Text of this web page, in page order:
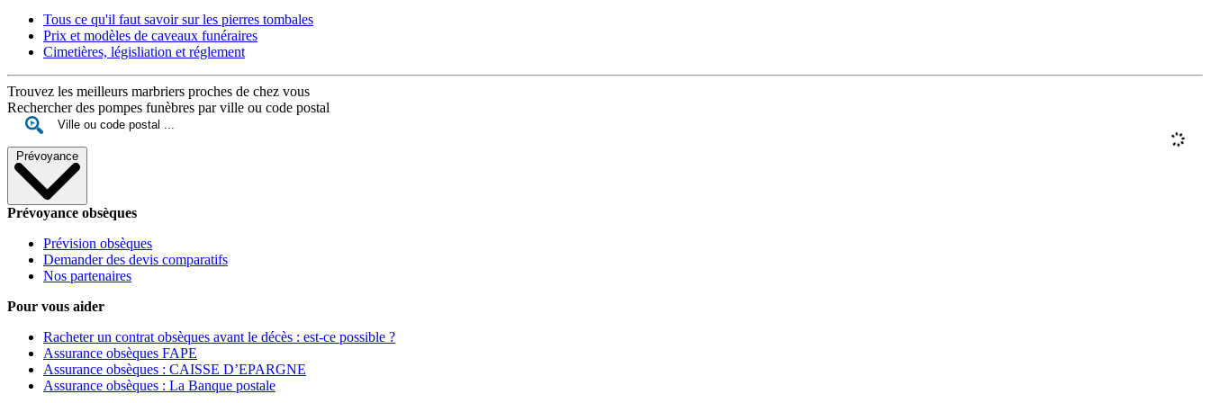
Tous ce qu'il faut savoir sur les pierres tombales
Prix et modèles de caveaux funéraires
Cimetières, législiation et réglement
Trouvez les meilleurs marbriers proches de chez vous
Rechercher des pompes funèbres par ville ou code postal
Prévoyance
Prévoyance obsèques
Prévision obsèques
Demander des devis comparatifs
Nos partenaires
Pour vous aider
Racheter un contrat obsèques avant le décès : est-ce possible ?
Assurance obsèques FAPE
Assurance obsèques : CAISSE D’EPARGNE
Assurance obsèques : La Banque postale